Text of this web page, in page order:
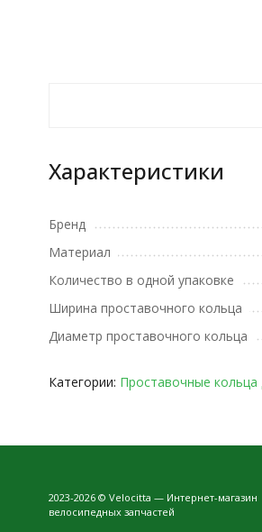
Характеристики
Бренд
Материал
Количество в одной упаковке
Ширина проставочного кольца
Диаметр проставочного кольца
Категории: Проставочные кольца
2023-2026 © Velocitta — Интернет-магазин
велосипедных запчастей